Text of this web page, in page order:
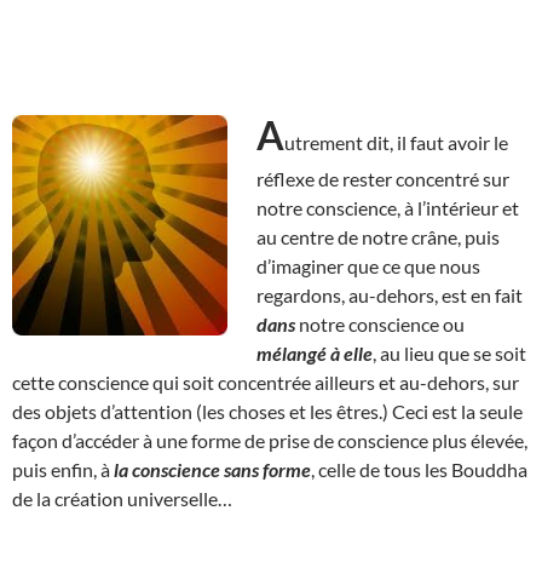
Autrement dit, il faut avoir le
réflexe de rester concentré sur
notre conscience, à l’intérieur et
au centre de notre crâne, puis
d’imaginer que ce que nous
regardons, au-dehors, est en fait
dans notre conscience ou
mélangé à elle , au lieu que se soit
cette conscience qui soit concentrée ailleurs et au-dehors, sur
des objets d’attention (les choses et les êtres.) Ceci est la seule
façon d’accéder à une forme de prise de conscience plus élevée,
puis enfin, àla conscience sans forme , celle de tous les Bouddha
de la création universelle…